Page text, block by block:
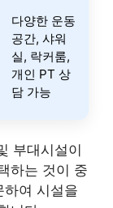
다양한 운동
공간, 샤워
실, 락커룸,
개인 PT 상
담 가능
부대시설이
하는 것이 중
하여 시설을